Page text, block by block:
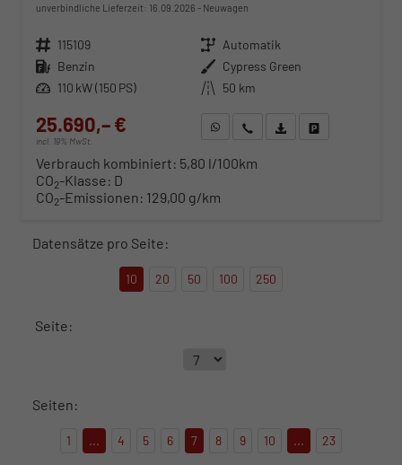
unverbindliche Lieferzeit: 16.09.2026 Neuwagen
Fahrzeugnr. 115109 Getriebe Automatik
Kraftstoff Benzin Außenfarbe Cypress Green
Leistung 110 kW (150 PS) Kilometerstand 50 km
25.690,– €
incl. 19% MwSt.
WhatsApp anfragen
Wir rufen Sie anFahrzeugexposé (PDF)
Verbrauch kombiniert: 5,80 l/100km
CO2-Klasse: D
CO2-Emissionen: 129,00 g/km
Datensätze pro Seite:
10 20 50 100 250
Seite:
Seiten:
1 ... 4 5 6 7 8 9 10 ... 23